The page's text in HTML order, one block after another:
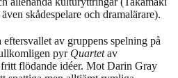
skådespelare och dramalärare).
av gruppens spelning på
pyr Quartetav
flödande idéer. Mot Darin Gray